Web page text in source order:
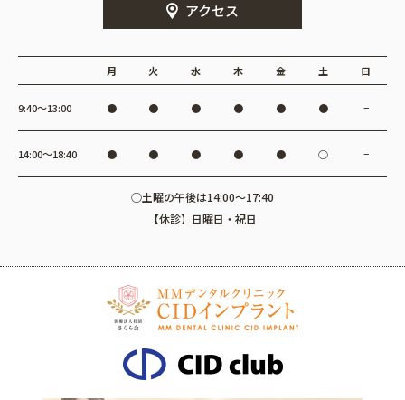
アクセス
月 火 水 木 金 土 日
9:40〜13:00 ● ● ● ● ● ● −
14:00〜18:40 ● ● ● ● ● ○ −
○土曜の午後は14:00～17:40
【休診】日曜日・祝日